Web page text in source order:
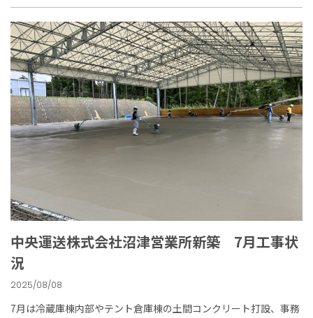
中央運送株式会社沼津営業所新築 7月工事状
況
2025/08/08
7月は冷蔵庫棟内部やテント倉庫棟の土間コンクリート打設、事務